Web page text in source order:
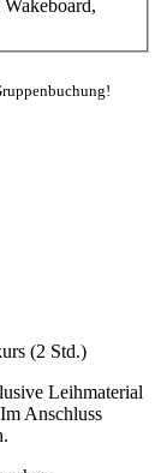
(2 Std.)
Leihmaterial
Anschluss